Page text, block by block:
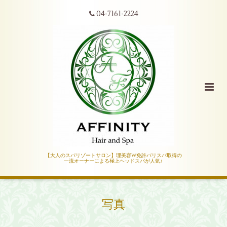
04-7161-2224
【大人のスパリゾートサロン】理美容W免許バリスパ取得の
一流オーナーによる極上ヘッドスパが人気♪
写真